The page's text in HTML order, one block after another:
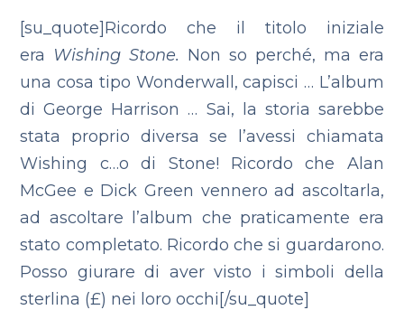
[su_quote]Ricordo che il titolo iniziale
era Wishing Stone. Non so perché, ma era
una cosa tipo Wonderwall, capisci … L’album
di George Harrison … Sai, la storia sarebbe
stata proprio diversa se l’avessi chiamata
Wishing c…o di Stone! Ricordo che Alan
McGee e Dick Green vennero ad ascoltarla,
ad ascoltare l’album che praticamente era
stato completato. Ricordo che si guardarono.
Posso giurare di aver visto i simboli della
sterlina (£) nei loro occhi[/su_quote]